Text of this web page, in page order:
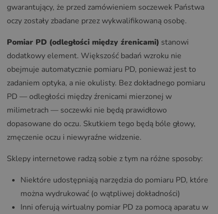
gwarantujący, że przed zamówieniem soczewek Państwa
oczy zostały zbadane przez wykwalifikowaną osobę.
Pomiar PD (odległości między źrenicami) stanowi
dodatkowy element. Większość badań wzroku nie
obejmuje automatycznie pomiaru PD, ponieważ jest to
zadaniem optyka, a nie okulisty. Bez dokładnego pomiaru
PD — odległości między źrenicami mierzonej w
milimetrach — soczewki nie będą prawidłowo
dopasowane do oczu. Skutkiem tego będą bóle głowy,
zmęczenie oczu i niewyraźne widzenie.
Sklepy internetowe radzą sobie z tym na różne sposoby:
Niektóre udostępniają narzędzia do pomiaru PD, które
można wydrukować (o wątpliwej dokładności)
Inni oferują wirtualny pomiar PD za pomocą aparatu w